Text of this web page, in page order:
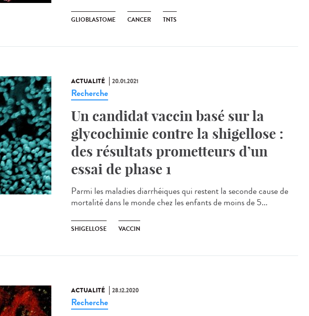
GLIOBLASTOME CANCER TNTS
ACTUALITÉ 20.01.2021
Recherche
Un candidat vaccin basé sur la
glycochimie contre la shigellose :
des résultats prometteurs d’un
essai de phase 1
Parmi les maladies diarrhéiques qui restent la seconde cause de
mortalité dans le monde chez les enfants de moins de 5...
SHIGELLOSE VACCIN
ACTUALITÉ 28.12.2020
Recherche